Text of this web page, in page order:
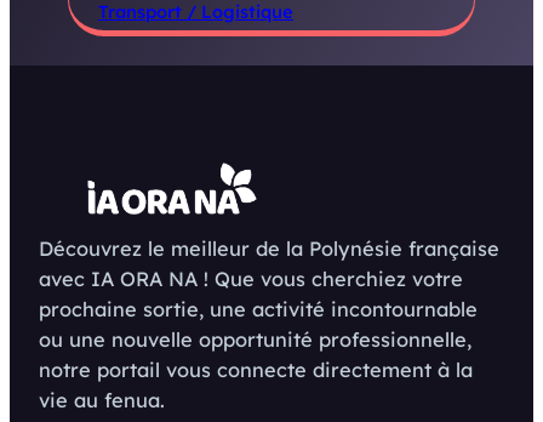
Transport / Logistique
Découvrez le meilleur de la Polynésie française
avec IA ORA NA ! Que vous cherchiez votre
prochaine sortie, une activité incontournable
ou une nouvelle opportunité professionnelle,
notre portail vous connecte directement à la
vie au fenua.